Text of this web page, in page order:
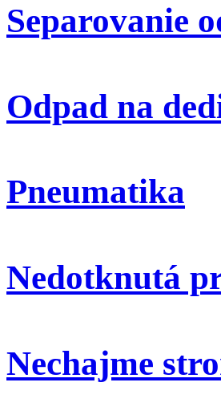
Separovanie
Odpad na
Pneumatika
Nedotknutá
Nechajme